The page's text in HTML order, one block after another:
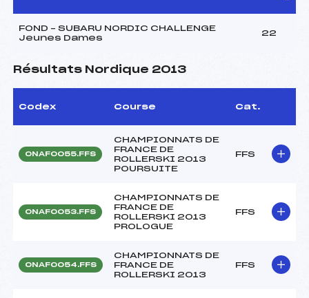
FOND – SUBARU NORDIC CHALLENGE
Jeunes Dames
22
Résultats Nordique 2013
Codex Course Cat.
ONAF0055.FFS
CHAMPIONNATS DE
FRANCE DE
ROLLERSKI 2013
POURSUITE
FFS
ONAF0053.FFS
CHAMPIONNATS DE
FRANCE DE
ROLLERSKI 2013
PROLOGUE
FFS
ONAF0054.FFS
CHAMPIONNATS DE
FRANCE DE
ROLLERSKI 2013
FFS